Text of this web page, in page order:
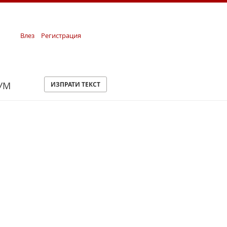
Влез Регистрация
ИЗПРАТИ ТЕКСТ